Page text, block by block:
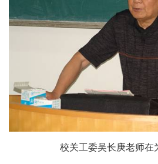
校关工委吴长庚老师在